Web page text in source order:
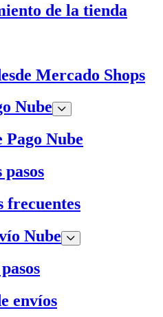
de la tienda
Mercado Shops
Nube
Pago Nube
frecuentes
Nube
envíos